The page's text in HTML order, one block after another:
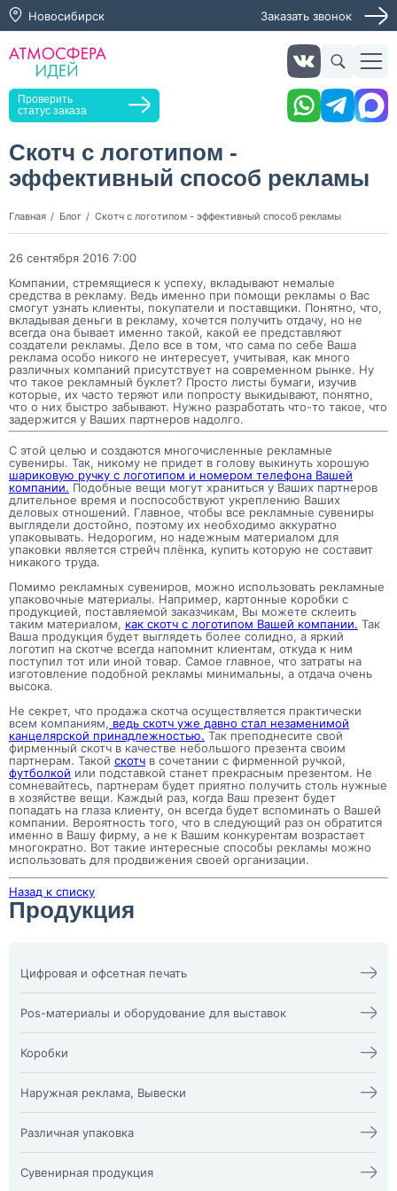
Новосибирск Заказать звонок
Проверить
статус заказа
Скотч с логотипом -
эффективный способ рекламы
Главная Блог Скотч с логотипом - эффективный способ рекламы
26 сентября 2016 7:00
Компании, стремящиеся к успеху, вкладывают немалые
средства в рекламу. Ведь именно при помощи рекламы о Вас
смогут узнать клиенты, покупатели и поставщики. Понятно, что,
вкладывая деньги в рекламу, хочется получить отдачу, но не
всегда она бывает именно такой, какой ее представляют
создатели рекламы. Дело все в том, что сама по себе Ваша
реклама особо никого не интересует, учитывая, как много
различных компаний присутствует на современном рынке. Ну
что такое рекламный буклет? Просто листы бумаги, изучив
которые, их часто теряют или попросту выкидывают, понятно,
что о них быстро забывают. Нужно разработать что-то такое, что
задержится у Ваших партнеров надолго.
С этой целью и создаются многочисленные рекламные
сувениры. Так, никому не придет в голову выкинуть хорошую
шариковую ручку с логотипом и номером телефона Вашей
компании. Подобные вещи могут храниться у Ваших партнеров
длительное время и поспособствуют укреплению Ваших
деловых отношений. Главное, чтобы все рекламные сувениры
выглядели достойно, поэтому их необходимо аккуратно
упаковывать. Недорогим, но надежным материалом для
упаковки является стрейч плёнка, купить которую не составит
никакого труда.
Помимо рекламных сувениров, можно использовать рекламные
упаковочные материалы. Например, картонные коробки с
продукцией, поставляемой заказчикам, Вы можете склеить
таким материалом, как скотч с логотипом Вашей компании. Так
Ваша продукция будет выглядеть более солидно, а яркий
логотип на скотче всегда напомнит клиентам, откуда к ним
поступил тот или иной товар. Самое главное, что затраты на
изготовление подобной рекламы минимальны, а отдача очень
высока.
Не секрет, что продажа скотча осуществляется практически
всем компаниям, ведь скотч уже давно стал незаменимой
канцелярской принадлежностью. Так преподнесите свой
фирменный скотч в качестве небольшого презента своим
партнерам. Такой скотч в сочетании с фирменной ручкой,
футболкой или подставкой станет прекрасным презентом. Не
сомневайтесь, партнерам будет приятно получить столь нужные
в хозяйстве вещи. Каждый раз, когда Ваш презент будет
попадать на глаза клиенту, он всегда будет вспоминать о Вашей
компании. Вероятность того, что в следующий раз он обратится
именно в Вашу фирму, а не к Вашим конкурентам возрастает
многократно. Вот такие интересные способы рекламы можно
использовать для продвижения своей организации.
Назад к списку
Продукция
Цифровая и офсетная печать
Визитки
Конверты
3D наклейки
Бейдж
Билеты
Блокноты
Брошюра, каталог
Буклеты
Визитка NFC
Инстаграм визитка
Листовки
Пакеты
Папка фолдер
Печати и штампы
Подложка на стол,
бланки)
Pos-материалы и оборудование для выставок
X-стенд
Воблеры
Оформление выставочных
стендов
Пресс волл
Пресс Волл из ткани
Промо-стойки
Ролл-апы
Ростовые куклы
Стенд и ресепшн
Коробки
микрогофры и Гофрокоробки
Кашированные коробки vip
коробки
Классические картонные
коробки
Прозрачные коробки из ПЭТ
Упаковка для косметики и
парфюмерии
Наружная реклама, Вывески
Наклейки на заднее стекло
автомобиля
Аптечный крест
Входная группа
Вывески
рекламы
Различная упаковка
Пакеты
Papermatch (пэперматч)
Сувенирная продукция
Заказать звонок
Нажимая кнопку "Оставить заявку", я даю согласие на
обработку персональных данных и согласие с политикой
Нажимая на кнопку, я даю согласие на получение
Оставить
заявку